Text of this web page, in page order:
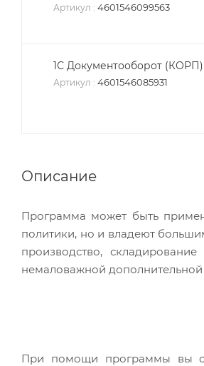
Артикул : 4601546099563
1С Документооборот (КОРП)
Артикул : 4601546085931
Описание
Программа может быть
политики, но и владеют
производство,
немаловажной
При помощи программы вы